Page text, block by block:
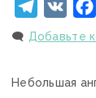
Telegram
VK
🗨️ Добавьте
Небольшая